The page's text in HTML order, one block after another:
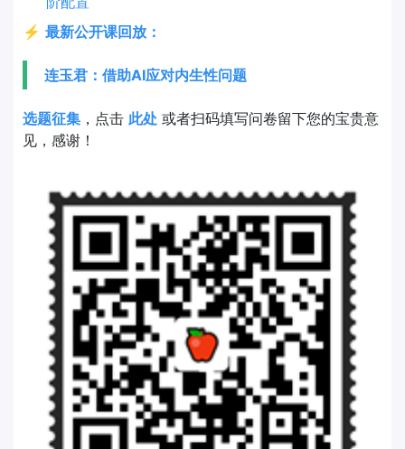
⚡ 最新公开课回放：
连玉君：借助AI应对内生性问题
选题征集 ，点击 此处 或者扫码填写问卷留下您的宝贵意
见，感谢！